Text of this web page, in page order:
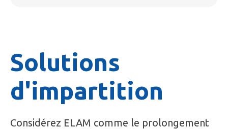
Solutions
d'impartition
Considérez ELAM comme le prolongement